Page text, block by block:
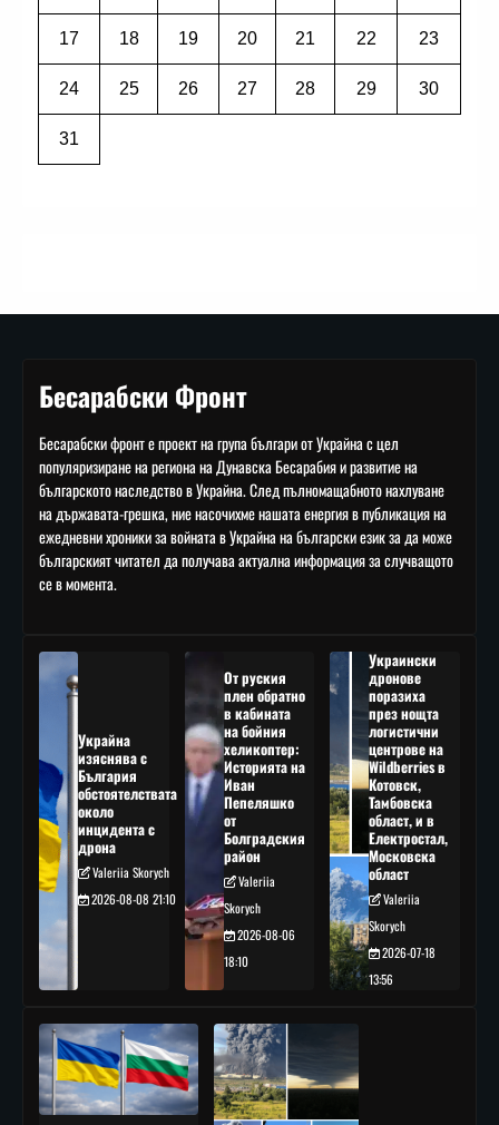
17 18 19 20 21 22 23
24 25 26 27 28 29 30
31
Бесарабски Фронт
Бесарабски фронт е проект на група българи от Украйна с цел
популяризиране на региона на Дунавска Бесарабия и развитие на
българското наследство в Украйна. След пълномащабното нахлуване
на държавата-грешка, ние насочихме нашата енергия в публикация на
ежедневни хроники за войната в Украйна на български език за да може
българският читател да получава актуална информация за случващото
се в момента.
Украйна
изяснява с
България
обстоятелствата
около
инцидента с
дрона
Valeriia Skorych
2026-08-08 21:10
От руския
плен обратно
в кабината
на бойния
хеликоптер:
Историята на
Иван
Пепеляшко
от
Болградския
район
Valeriia
Skorych
2026-08-06
18:10
Украински
дронове
поразиха
през нощта
логистични
центрове на
Wildberries в
Котовск,
Тамбовска
област, и в
Електростал,
Московска
област
Valeriia
Skorych
2026-07-18
13:56